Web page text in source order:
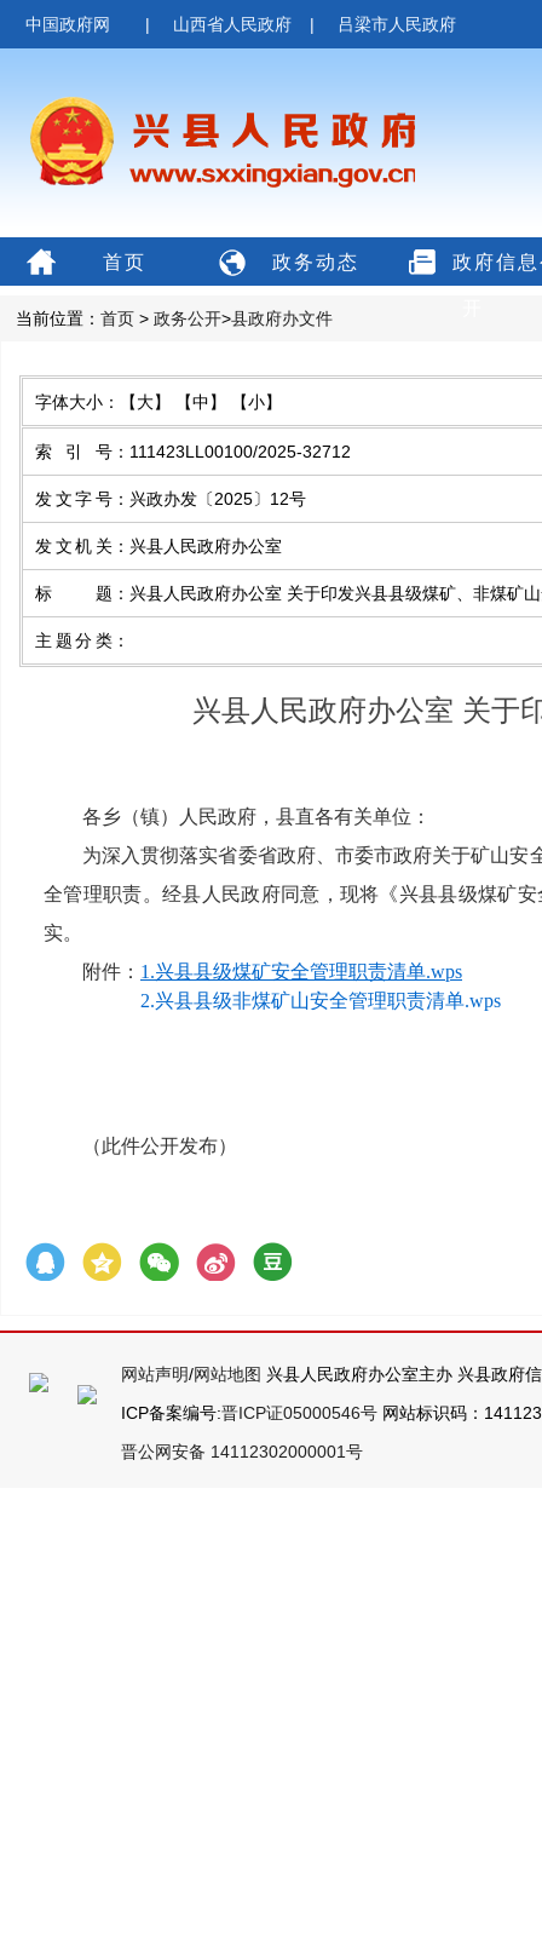
中国政府网 | 山西省人民政府 | 吕梁市人民政府
首页 政务动态 政府信
当前位置： 首页 > 政务公开>县政府办文件
字体大小： 【大】 【中】 【小】
索引号 ： 111423LL00100/2025-32712
发文字号 ： 兴政办发〔2025〕12号
发文机关 ： 兴县人民政府办公室
标题 ： 兴县人民政府办公室 关于印发兴县县级煤矿、非煤矿
主题分类 ：
兴县人民政府办公室 关于
各乡（镇）人民政府，县直各有关单位：
为深入贯彻落实省委省政府、市委市政府关于矿山
全管理职责。经县人民政府同意，现将《兴县县级煤矿
实。
附件： 1.兴县县级煤矿安全管理职责清单.wps
2.兴县县级非煤矿山安全管理职责清单.wps
（此件公开发布）
网站声明/网站地图 兴县人民政府办公室主办 兴县政府
ICP备案编号:晋ICP证05000546号 网站标识码：
晋公网安备 14112302000001号